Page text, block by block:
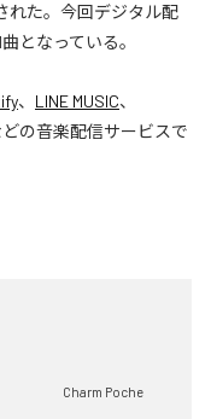
れた。今回デジタル配
となっている。
、 LINE MUSIC、
どの音楽配信サービスで
Charm Poche